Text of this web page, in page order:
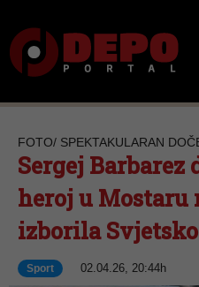
FOTO/ SPEKTAKULARAN
Sergej Barbarez
heroj u Mostaru
izborila
Sport 02.04.26, 20:44h